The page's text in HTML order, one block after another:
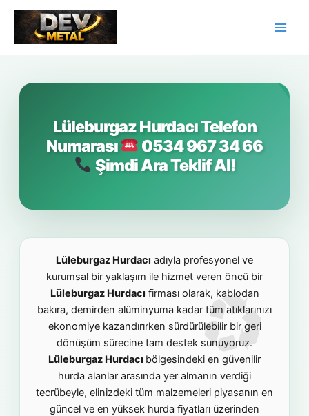
İçeriğe
Lüleburgaz Hurdacı Telefon
Numarası
0534 967 34 66
Şimdi Ara Teklif Al!
Lüleburgaz Hurdacı adıyla profesyonel ve
kurumsal bir yaklaşım ile hizmet veren öncü bir
Lüleburgaz Hurdacı firması olarak, kablodan
bakıra, demirden alüminyuma kadar tüm atıklarınızı
ekonomiye kazandırırken sürdürülebilir bir geri
dönüşüm sürecine tam destek sunuyoruz.
Lüleburgaz Hurdacı bölgesindeki en güvenilir
hurda alanlar arasında yer almanın verdiği
tecrübeyle, elinizdeki tüm malzemeleri piyasanın en
güncel ve en yüksek hurda fiyatları üzerinden